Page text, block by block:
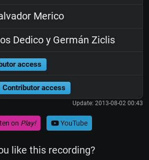
Merico
Dedico y Germán Ziclis
access
Contributor access
Update: 2013-08-02 00:43
on Play! YouTube
like this recording?